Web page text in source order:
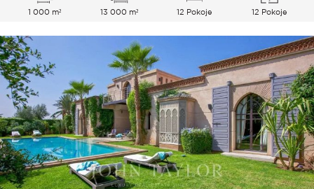
1 000 m² 13 000 m² 12 Pokoje 12 Pokoje